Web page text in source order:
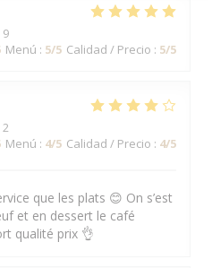
9
Menú : 5/5 Calidad / Precio : 5/5
Menú : 4/5 Calidad / Precio : 4/5
que les plats 😊 On s’est
et en dessert le café
qualité prix 👌